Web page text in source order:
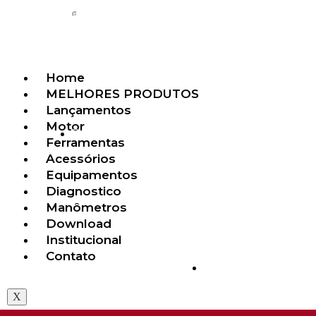
Home
MELHORES PRODUTOS
Lançamentos
Motor
Ferramentas
Acessórios
Equipamentos
Diagnostico
Manômetros
Download
Institucional
Contato
X
(11) 98477-2857